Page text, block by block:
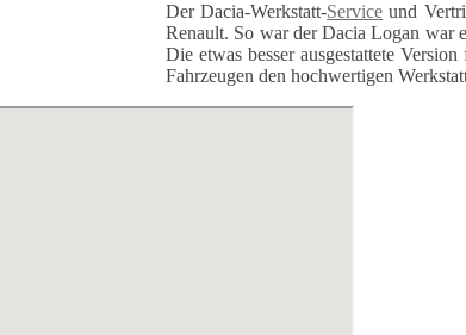
Der Dacia-Werkstatt-Service und
Renault. So war der Dacia Logan war
Die etwas besser ausgestattete
Fahrzeugen den hochwertigen